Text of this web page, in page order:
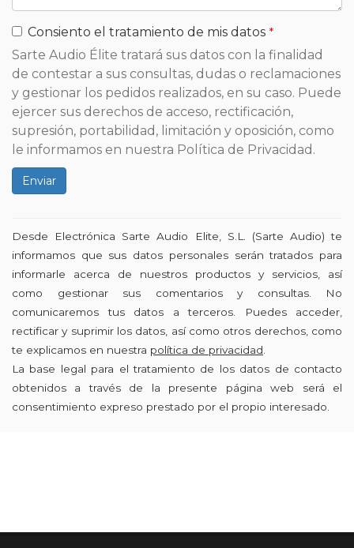
Consiento el tratamiento de mis datos
Sarte Audio Élite tratará sus datos con la finalidad
de contestar a sus consultas, dudas o reclamaciones
y gestionar los pedidos realizados, en su caso. Puede
ejercer sus derechos de acceso, rectificación,
supresión, portabilidad, limitación y oposición, como
le informamos en nuestra Política de Privacidad.
Enviar
Desde Electrónica Sarte Audio Elite, S.L. (Sarte Audio) te
informamos que sus datos personales serán tratados para
informarle acerca de nuestros productos y servicios, así
como gestionar sus comentarios y consultas. No
comunicaremos tus datos a terceros. Puedes acceder,
rectificar y suprimir los datos, así como otros derechos, como
te explicamos en nuestra política de privacidad
La base legal para el tratamiento de los datos de contacto
obtenidos a través de la presente página web será el
consentimiento expreso prestado por el propio interesado.